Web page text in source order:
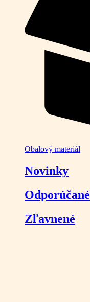
Obalový materiál
Novinky
Odporúčané
Zľavnené